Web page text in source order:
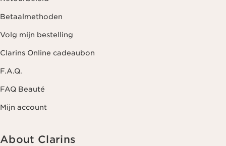
Betaalmethoden
Volg mijn bestelling
Clarins Online cadeaubon
F.A.Q.
FAQ Beauté
Mijn account
About Clarins